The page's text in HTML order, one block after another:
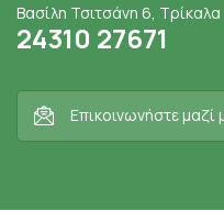
Βασίλη Τσιτσάνη 6, Τρίκαλα
24310 27671
Επικοινωνήστε μαζί